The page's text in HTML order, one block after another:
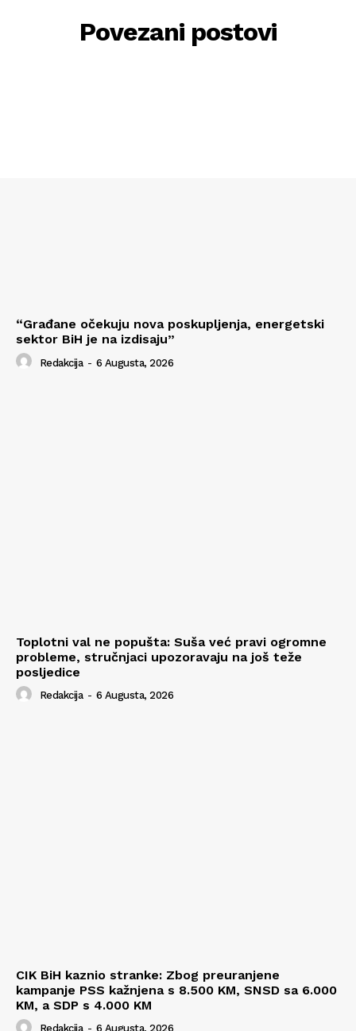
Povezani postovi
“Građane očekuju nova poskupljenja, energetski
sektor BiH je na izdisaju”
Redakcija - 6 Augusta, 2026
Toplotni val ne popušta: Suša već pravi ogromne
probleme, stručnjaci upozoravaju na još teže
posljedice
Redakcija - 6 Augusta, 2026
CIK BiH kaznio stranke: Zbog preuranjene
kampanje PSS kažnjena s 8.500 KM, SNSD sa 6.000
KM, a SDP s 4.000 KM
Redakcija - 6 Augusta, 2026